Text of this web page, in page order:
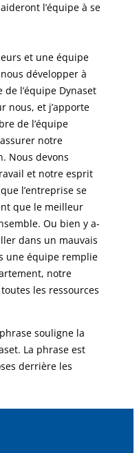
l’équipe à se
et une équipe
développer à
l’équipe Dynaset
nous, et j’apporte
de l’équipe
notre
Nous devons
et notre esprit
l’entreprise se
que le meilleur
Ou bien y a-
dans un mauvais
une équipe remplie
notre
les ressources
souligne la
La phrase est
derrière les